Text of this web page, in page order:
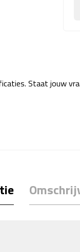
Staat jouw